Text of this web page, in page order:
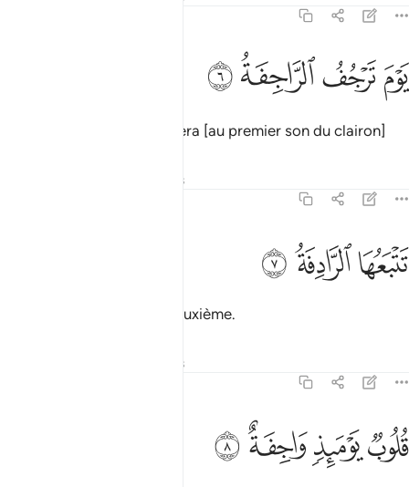
يوم ترجف الراجفة ٦
يَوْمَ تَرْجُفُ ٱلرَّاجِفَةُ ٦
ﲡﲢﲣﲤ
Le jour où [la terre] tremblera [au premier son du clairon]
Réflexions
تتبعها الرادفة ٧
تَتْبَعُهَا ٱلرَّادِفَةُ ٧
ﲥﲦﲧ
immédiatement suivi du deuxième.
Réflexions
قلوب يوميذ واجفة ٨
قُلُوبٌۭ يَوْمَئِذٍۢ وَاجِفَةٌ ٨
ﲨﲩﲪﲫ